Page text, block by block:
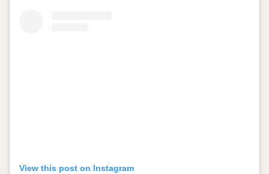
View this post on Instagram